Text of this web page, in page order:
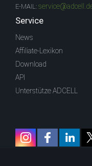
E-MAIL:
Service
News
Affiliate-Lexikon
Download
API
Unterstütze ADCELL